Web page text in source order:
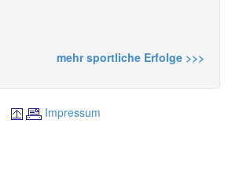
mehr sportliche Erfolge >>>
Impressum